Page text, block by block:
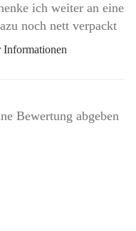
ich weiter an eine
noch nett verpackt
Informationen
Bewertung abgeben